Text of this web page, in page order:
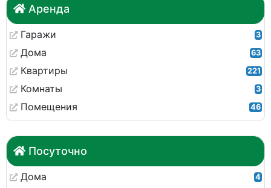
Аренда
Гаражи 3
Дома 63
Квартиры 221
Комнаты 3
Помещения 46
Посуточно
Дома 4